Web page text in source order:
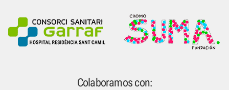
Colaboramos con: